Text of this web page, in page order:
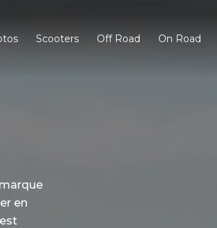
Scooters Off Road On Road
en